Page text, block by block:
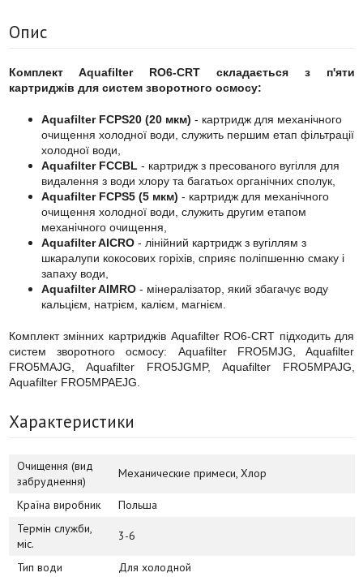
Опис
Комплект Aquafilter RO6-CRT складається з п'яти
картриджів для систем зворотного осмосу:
Aquafilter FCPS20 (20 мкм) - картридж для механічного
очищення холодної води, служить першим етап фільтрації
холодної води,
Aquafilter FCCBL - картридж з пресованого вугілля для
видалення з води хлору та багатьох органічних сполук,
Aquafilter FCPS5 (5 мкм) - картридж для механічного
очищення холодної води, служить другим етапом
механічного очищення,
Aquafilter AICRO- лінійний картридж з вугіллям з
шкаралупи кокосових горіхів, сприяє поліпшенню смаку і
запаху води,
Aquafilter AIMRO- мінералізатор, який збагачує воду
кальцієм, натрієм, калієм, магнієм.
Комплект змінних картриджів Aquafilter RO6-CRT підходить для
систем зворотного осмосу: Aquafilter FRO5MJG, Aquafilter
FRO5MAJG, Aquafilter FRO5JGMP, Aquafilter FRO5MPAJG,
Aquafilter FRO5MPAEJG.
Характеристики
Очищення (вид
забруднення)
Механические примеси, Хлор
Країна виробник
Польша
Термін служби,
міс.
3-6
Тип води
Для холодной